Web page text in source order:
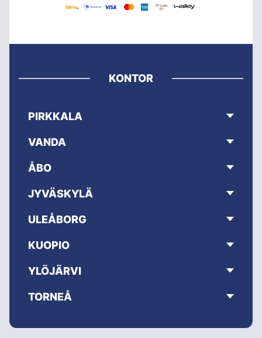
KONTOR
PIRKKALA
VANDA
ÅBO
JYVÄSKYLÄ
ULEÅBORG
KUOPIO
YLÖJÄRVI
TORNEÅ